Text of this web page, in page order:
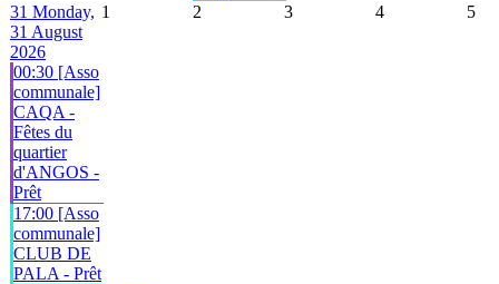
31 Monday,
31 August
2026
00:30 [Asso
communale]
CAQA -
Fêtes du
quartier
d'ANGOS -
Prêt
17:00 [Asso
communale]
CLUB DE
PALA - Prêt
1 2 3 4 5